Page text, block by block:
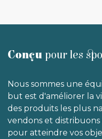
Conçu pour les
Nous sommes une
but est d'améliorer la
des produits les plus
vendons et
pour atteindre vos